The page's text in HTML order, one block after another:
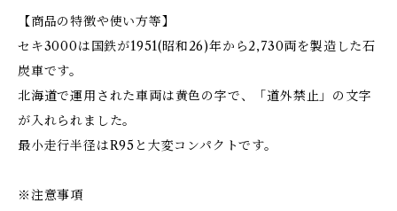
【商品の特徴や使い方等】
セキ3000は国鉄が1951(昭和26)年から2,730両を製造した石
炭車です。
北海道で運用された車両は黄色の字で、「道外禁止」の文字
が入れられました。
最小走行半径はR95と大変コンパクトです。
※注意事項